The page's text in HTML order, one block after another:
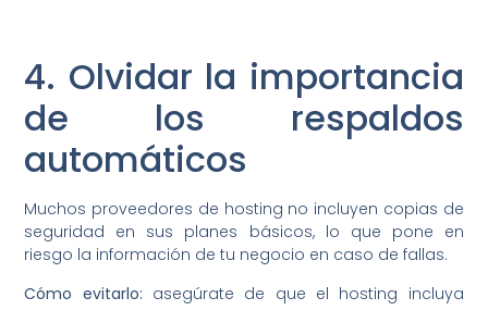
4. Olvidar la importancia
de los respaldos
automáticos
Muchos proveedores de hosting no incluyen copias de
seguridad en sus planes básicos, lo que pone en
riesgo la información de tu negocio en caso de fallas.
Cómo evitarlo: asegúrate de que el hosting incluya